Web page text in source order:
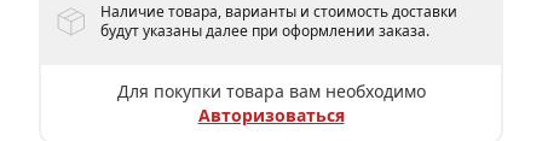
Наличие товара, варианты и стоимость доставки
будут указаны далее при оформлении заказа.
Для покупки товара вам необходимо
Авторизоваться